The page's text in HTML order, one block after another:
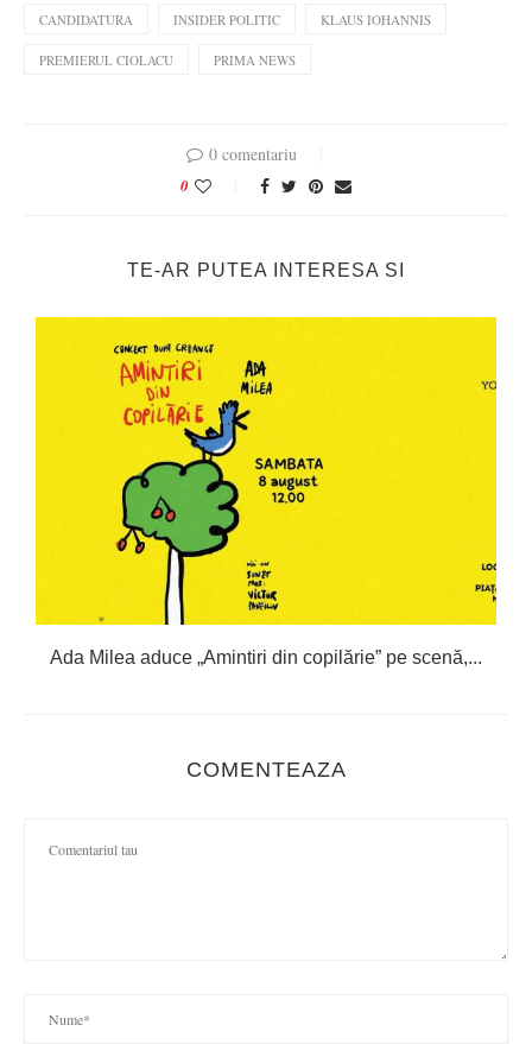
CANDIDATURA INSIDER POLITIC KLAUS IOHANNIS
PREMIERUL CIOLACU PRIMA NEWS
0 comentariu
0
TE-AR PUTEA INTERESA SI
Ada Milea aduce „Amintiri din copilărie” pe scenă,...
COMENTEAZA